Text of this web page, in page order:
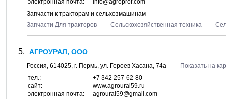
электронная почта:
info@agroprof.com
Запчасти к тракторам и сельхозмашинам
Запчасти Для тракторов
Сельскохозяйственная техника
АГРОУРАЛ, ООО
Россия, 614025, г. Пермь, ул. Героев Хасана, 74а
Показать на
тел.:
+7 342 257-62-80
сайт:
www.agroural59.ru
электронная почта:
agroural59@gmail.com